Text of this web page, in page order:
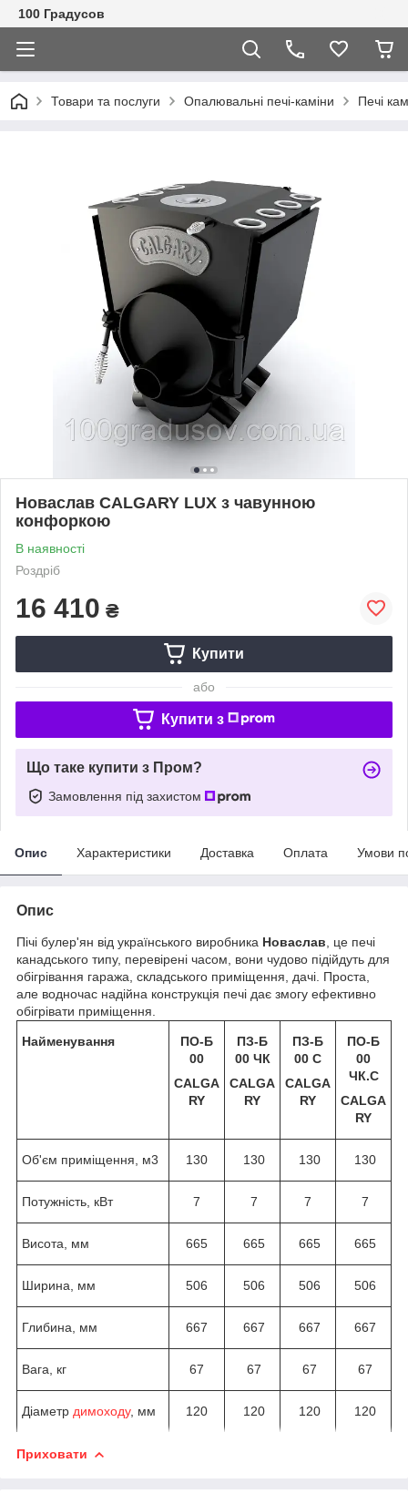
100 Градусов
Товари та послуги Опалювальні печі-каміни Печі
Новаслав CALGARY LUX з чавунною
конфоркою
В наявності
Роздріб
16 410 ₴
Купити
або
Купити з
Що таке купити з Пром?
Замовлення під захистом
Опис Характеристики Доставка Оплата Умови
Опис
Пічі булер'ян від українського виробника Новаслав , це печі
канадського типу, перевірені часом, вони чудово підійдуть для
обігрівання гаража, складського приміщення, дачі. Проста,
але водночас надійна конструкція печі дає змогу ефективно
обігрівати приміщення.
Найменування
ПО-Б
00
CALGA
RY
ПЗ-Б
00 ЧК
CALGA
RY
ПЗ-Б
00 С
CALGA
RY
ПО-Б
00
ЧК.С
CALGA
RY
Об'єм приміщення, м3 130 130 130 130
Потужність, кВт 7 7 7 7
Висота, мм 665 665 665 665
Ширина, мм 506 506 506 506
Глибина, мм 667 667 667 667
Вага, кг 67 67 67 67
Діаметр димоходу, мм 120 120 120 120
Приховати